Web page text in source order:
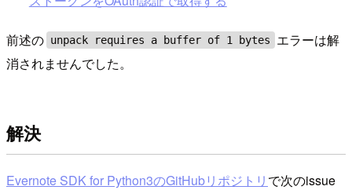
前述の unpack requires a buffer of 1 bytes
エラーは解
消されませんでした。
解決
Evernote SDK for Python3のGitHubリポジトリ で次のissue